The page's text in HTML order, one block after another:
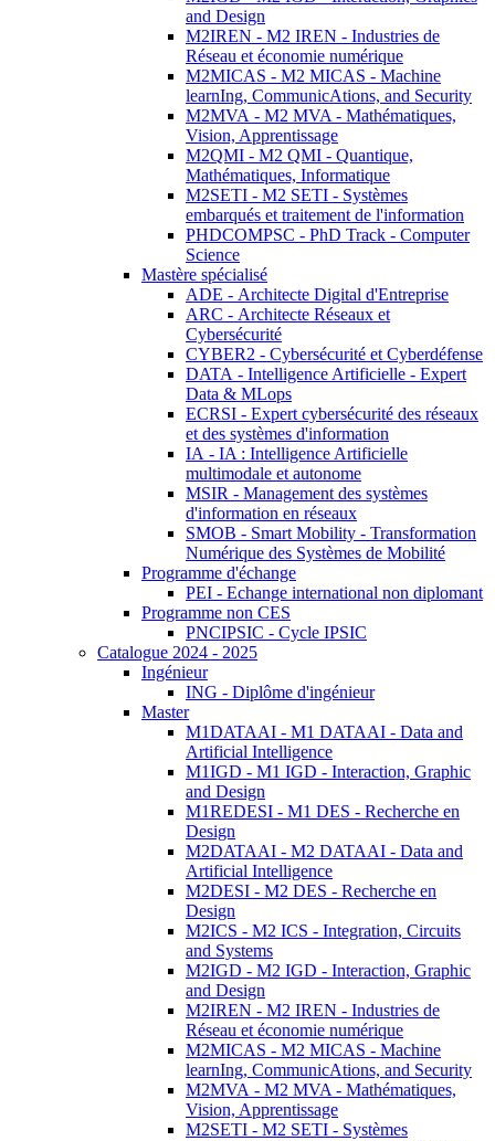
and Design
M2IREN - M2 IREN - Industries de
Réseau et économie numérique
M2MICAS - M2 MICAS - Machine
learnIng, CommunicAtions, and Security
M2MVA - M2 MVA - Mathématiques,
Vision, Apprentissage
M2QMI - M2 QMI - Quantique,
Mathématiques, Informatique
M2SETI - M2 SETI - Systèmes
embarqués et traitement de l'information
PHDCOMPSC - PhD Track - Computer
Science
Mastère spécialisé
ADE - Architecte Digital d'Entreprise
ARC - Architecte Réseaux et
Cybersécurité
CYBER2 - Cybersécurité et Cyberdéfense
DATA - Intelligence Artificielle - Expert
Data & MLops
ECRSI - Expert cybersécurité des réseaux
et des systèmes d'information
IA - IA : Intelligence Artificielle
multimodale et autonome
MSIR - Management des systèmes
d'information en réseaux
SMOB - Smart Mobility - Transformation
Numérique des Systèmes de Mobilité
Programme d'échange
PEI - Echange international non diplomant
Programme non CES
PNCIPSIC - Cycle IPSIC
Catalogue 2024 - 2025
Ingénieur
ING - Diplôme d'ingénieur
Master
M1DATAAI - M1 DATAAI - Data and
Artificial Intelligence
M1IGD - M1 IGD - Interaction, Graphic
and Design
M1REDESI - M1 DES - Recherche en
Design
M2DATAAI - M2 DATAAI - Data and
Artificial Intelligence
M2DESI - M2 DES - Recherche en
Design
M2ICS - M2 ICS - Integration, Circuits
and Systems
M2IGD - M2 IGD - Interaction, Graphic
and Design
M2IREN - M2 IREN - Industries de
Réseau et économie numérique
M2MICAS - M2 MICAS - Machine
learnIng, CommunicAtions, and Security
M2MVA - M2 MVA - Mathématiques,
Vision, Apprentissage
M2SETI - M2 SETI - Systèmes